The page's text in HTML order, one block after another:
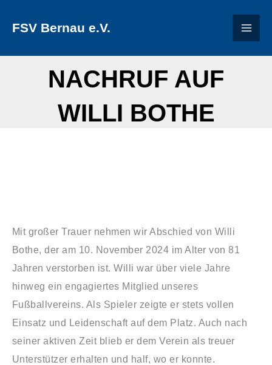
InhaltFSV Bernau e.V.
NACHRUF AUF
WILLI BOTHE
Mit großer Trauer nehmen wir Abschied von Willi
Bothe, der am 10. November 2024 im Alter von 81
Jahren verstorben ist. Willi war über viele Jahre
hinweg ein engagiertes Mitglied unseres
Fußballvereins. Als Spieler zeigte er stets vollen
Einsatz und Leidenschaft auf dem Platz. Auch nach
seiner aktiven Zeit blieb er dem Verein als treuer
Unterstützer erhalten und half, wo er konnte.